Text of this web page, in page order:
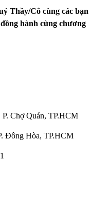
Thầy/Cô cùng các bạn
hành cùng chương
Chợ Quán, TP.HCM
Đông Hòa, TP.HCM